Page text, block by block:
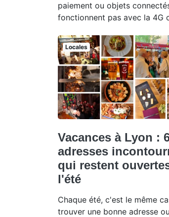
paiement ou objets
fonctionnent pas avec la 4G
Locales
Vacances à Lyon :
adresses
qui restent
l'été
Chaque été, c'est le même
trouver une bonne adresse